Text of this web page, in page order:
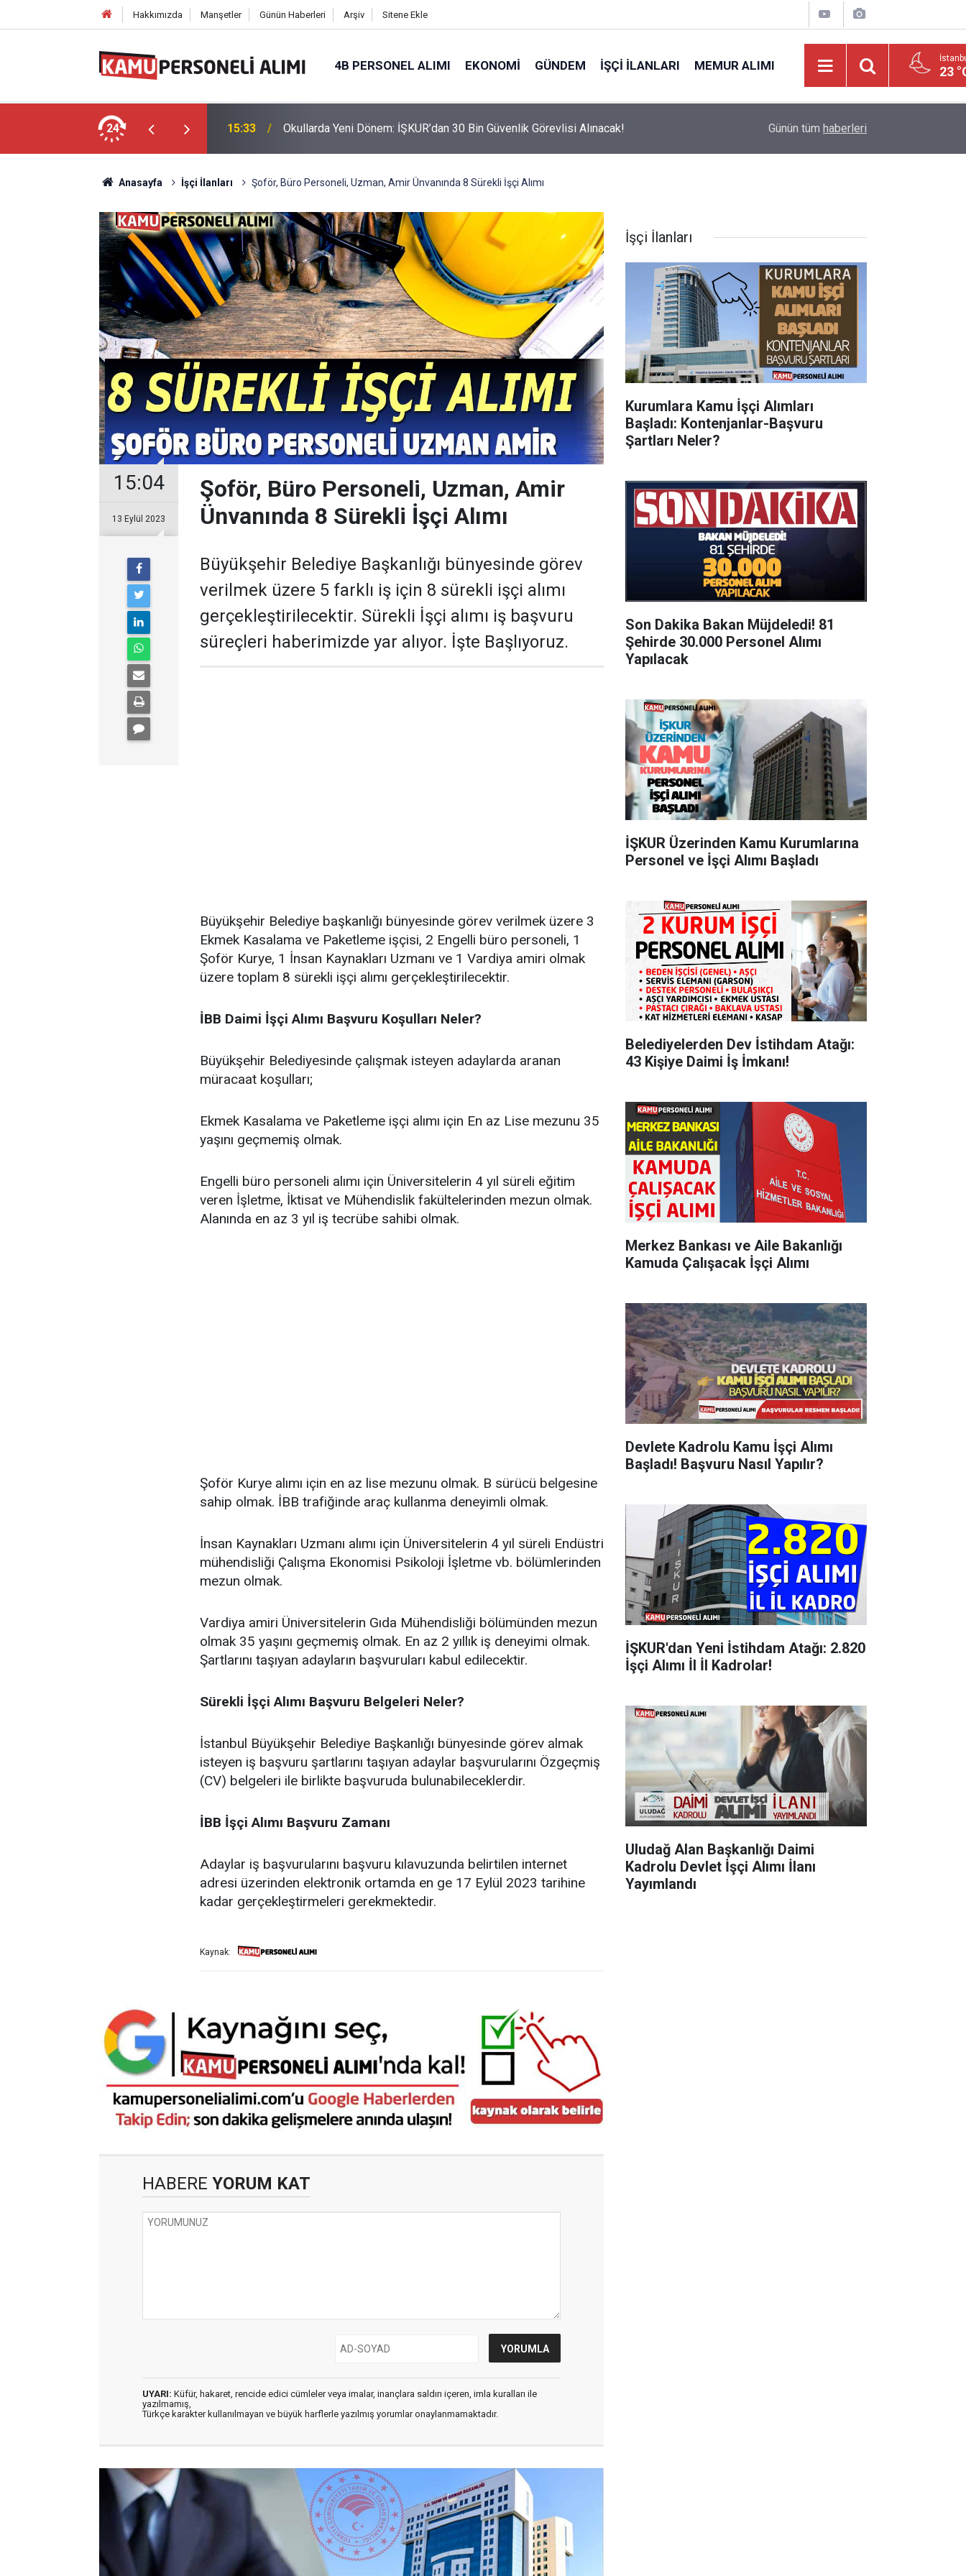
Hakkımızda Manşetler Günün Haberleri Arşiv Sitene Ekle
4B PERSONEL ALIMI EKONOMI GÜNDEM İŞÇI İLANLARI MEMUR ALIMI 23
24
Personel Alımı: Başvuru Şartları 15:33 Okullarda Yeni Dönem: İŞKUR’dan 30 Bin Güvenlik Görevlisi Alınacak! Üniversite 72 Bin 239 TL Maaşla Yeni Personel
Günün tüm haberleri
Anasayfa İşçi İlanları Şoför, Büro Personeli, Uzman, Amir Ünvanında 8 Sürekli İşçi Alımı
15:04
13 Eylül 2023
Şoför, Büro Personeli, Uzman, Amir
Ünvanında 8 Sürekli İşçi Alımı
Büyükşehir Belediye Başkanlığı bünyesinde görev
verilmek üzere 5 farklı iş için 8 sürekli işçi alımı
gerçekleştirilecektir. Sürekli İşçi alımı iş başvuru
süreçleri haberimizde yar alıyor. İşte Başlıyoruz.
Büyükşehir Belediye başkanlığı bünyesinde görev verilmek üzere 3
Ekmek Kasalama ve Paketleme işçisi, 2 Engelli büro personeli, 1
Şoför Kurye, 1 İnsan Kaynakları Uzmanı ve 1 Vardiya amiri olmak
üzere toplam 8 sürekli işçi alımı gerçekleştirilecektir.
İBB Daimi İşçi Alımı Başvuru Koşulları Neler?
Büyükşehir Belediyesinde çalışmak isteyen adaylarda aranan
müracaat koşulları;
Ekmek Kasalama ve Paketleme işçi alımı için En az Lise mezunu 35
yaşını geçmemiş olmak.
Engelli büro personeli alımı için Üniversitelerin 4 yıl süreli eğitim
veren İşletme, İktisat ve Mühendislik fakültelerinden mezun olmak.
Alanında en az 3 yıl iş tecrübe sahibi olmak.
Şoför Kurye alımı için en az lise mezunu olmak. B sürücü belgesine
sahip olmak. İBB trafiğinde araç kullanma deneyimli olmak.
İnsan Kaynakları Uzmanı alımı için Üniversitelerin 4 yıl süreli Endüstri
mühendisliği Çalışma Ekonomisi Psikoloji İşletme vb. bölümlerinden
mezun olmak.
Vardiya amiri Üniversitelerin Gıda Mühendisliği bölümünden mezun
olmak 35 yaşını geçmemiş olmak. En az 2 yıllık iş deneyimi olmak.
Şartlarını taşıyan adayların başvuruları kabul edilecektir.
Sürekli İşçi Alımı Başvuru Belgeleri Neler?
İstanbul Büyükşehir Belediye Başkanlığı bünyesinde görev almak
isteyen iş başvuru şartlarını taşıyan adaylar başvurularını Özgeçmiş
(CV) belgeleri ile birlikte başvuruda bulunabileceklerdir.
İBB İşçi Alımı Başvuru Zamanı
Adaylar iş başvurularını başvuru kılavuzunda belirtilen internet
adresi üzerinden elektronik ortamda en ge 17 Eylül 2023 tarihine
kadar gerçekleştirmeleri gerekmektedir.
Kaynak:
HABERE YORUM KAT
UYARI: Küfür, hakaret, rencide edici cümleler veya imalar, inançlara saldırı içeren, imla kuralları ile
yazılmamış,
Türkçe karakter kullanılmayan ve büyük harflerle yazılmış yorumlar onaylanmamaktadır.
İşçi İlanları
Kurumlara Kamu İşçi Alımları
Başladı: Kontenjanlar-Başvuru
Şartları Neler?
Son Dakika Bakan Müjdeledi! 81
Şehirde 30.000 Personel Alımı
Yapılacak
İŞKUR Üzerinden Kamu Kurumlarına
Personel ve İşçi Alımı Başladı
Belediyelerden Dev İstihdam Atağı:
43 Kişiye Daimi İş İmkanı!
Merkez Bankası ve Aile Bakanlığı
Kamuda Çalışacak İşçi Alımı
Devlete Kadrolu Kamu İşçi Alımı
Başladı! Başvuru Nasıl Yapılır?
İŞKUR'dan Yeni İstihdam Atağı: 2.820
İşçi Alımı İl İl Kadrolar!
Uludağ Alan Başkanlığı Daimi
Kadrolu Devlet İşçi Alımı İlanı
Yayımlandı